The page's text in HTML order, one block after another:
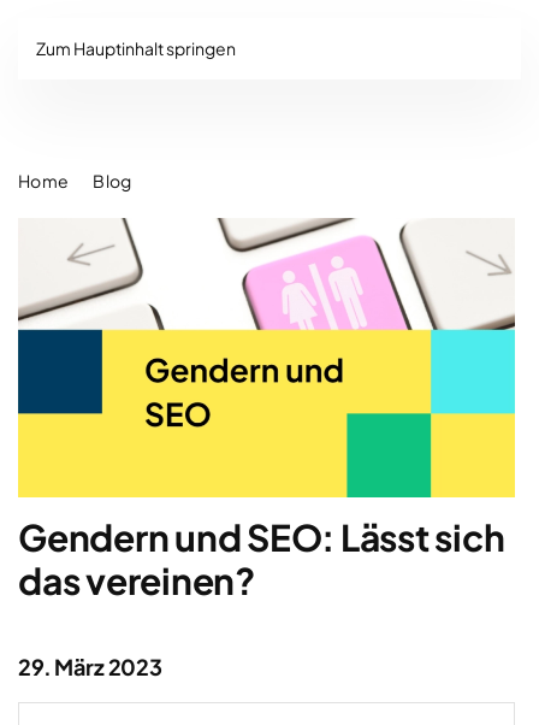
Zum Hauptinhalt springen
Home Blog
Gendern und SEO: Lässt sich
das vereinen?
29. März 2023